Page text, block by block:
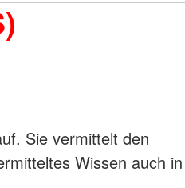
Sie vermittelt den
Wissen auch in